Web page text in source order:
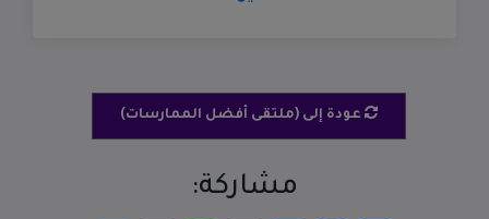
عودة إلى (ملتقى أفضل الممارسات)
مشاركة: